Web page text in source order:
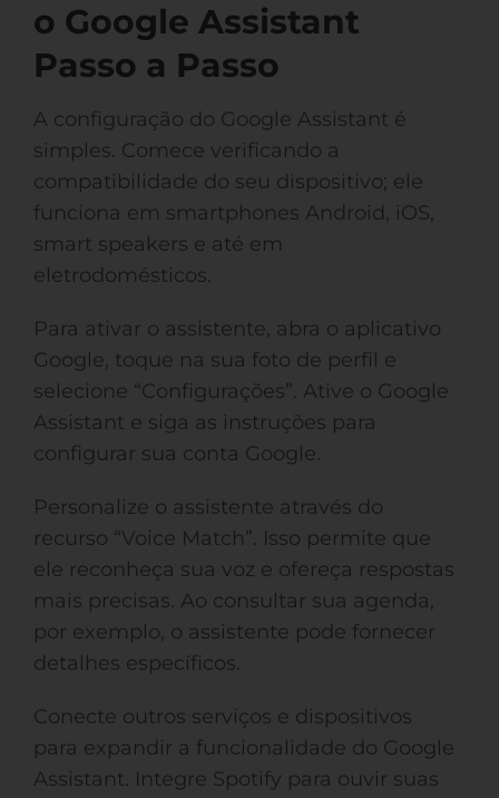
o Google Assistant
Passo a Passo
A configuração do Google Assistant é
simples. Comece verificando a
compatibilidade do seu dispositivo; ele
funciona em smartphones Android, iOS,
smart speakers e até em
eletrodomésticos.
Para ativar o assistente, abra o aplicativo
Google, toque na sua foto de perfil e
selecione “Configurações”. Ative o Google
Assistant e siga as instruções para
configurar sua conta Google.
Personalize o assistente através do
recurso “Voice Match”. Isso permite que
ele reconheça sua voz e ofereça respostas
mais precisas. Ao consultar sua agenda,
por exemplo, o assistente pode fornecer
detalhes específicos.
Conecte outros serviços e dispositivos
para expandir a funcionalidade do Google
Assistant. Integre Spotify para ouvir suas